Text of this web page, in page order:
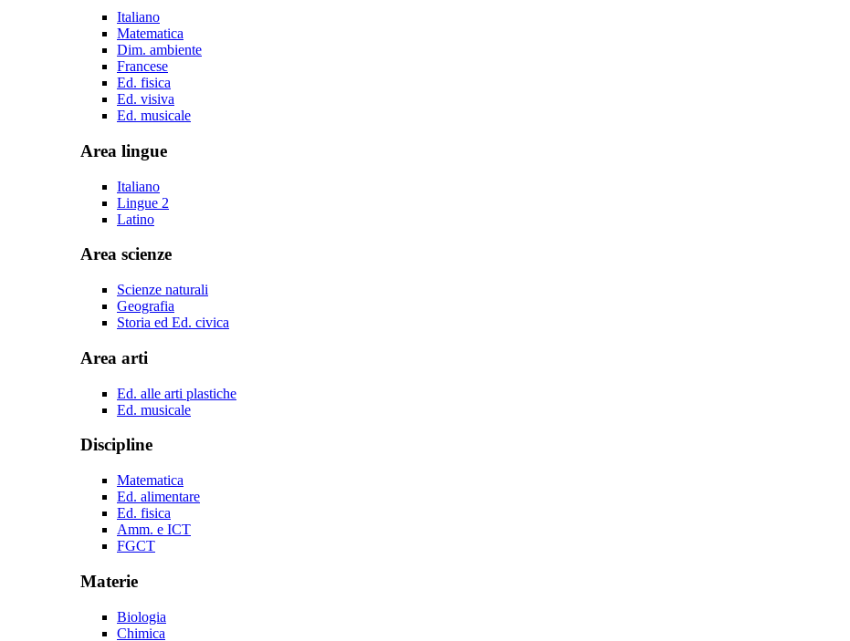
Italiano
Matematica
Dim. ambiente
Francese
Ed. fisica
Ed. visiva
Ed. musicale
Area lingue
Italiano
Lingue 2
Latino
Area scienze
Scienze naturali
Geografia
Storia ed Ed. civica
Area arti
Ed. alle arti plastiche
Ed. musicale
Discipline
Matematica
Ed. alimentare
Ed. fisica
Amm. e ICT
FGCT
Materie
Biologia
Chimica